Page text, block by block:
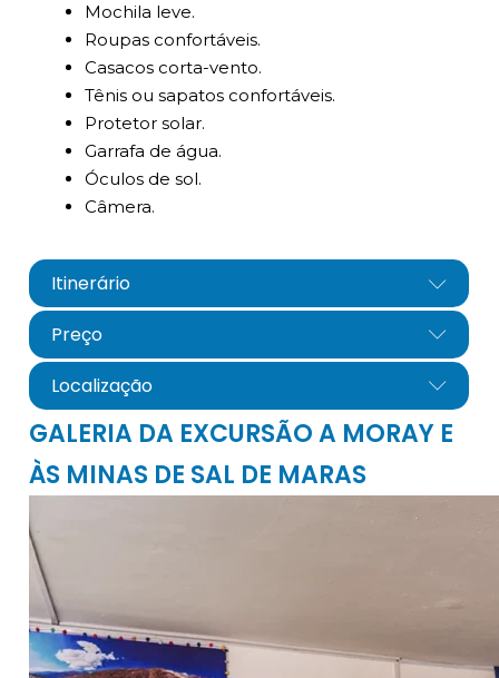
Itinerário
Preço
Localização
Mochila leve.
Roupas confortáveis.
Casacos corta-vento.
Tênis ou sapatos confortáveis.
Protetor solar.
Garrafa de água.
Óculos de sol.
Câmera.
centro arqueológico
info@cuscoperu.com
GALERIA DA EXCURSÃO A MORAY E
ÀS MINAS DE SAL DE MARAS